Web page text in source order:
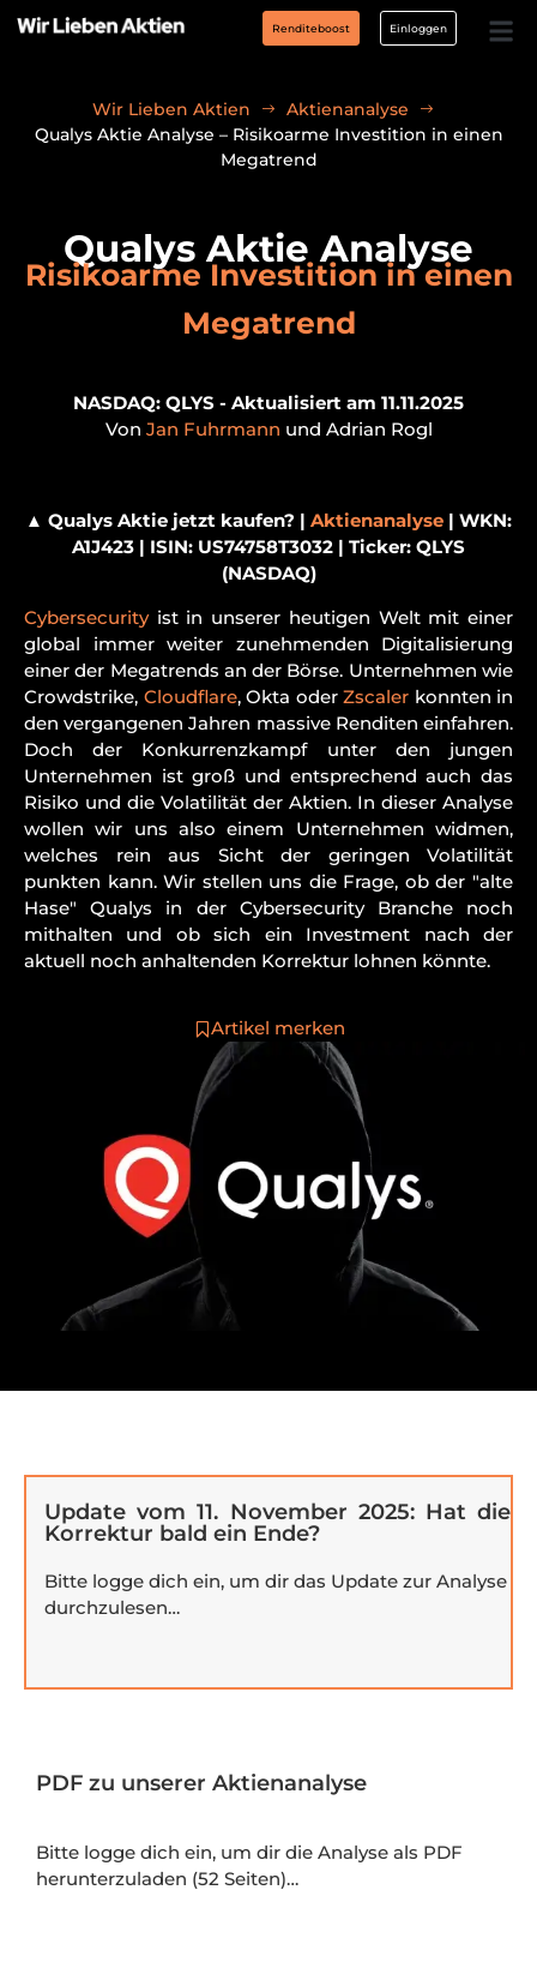
Renditeboost Einloggen
Wir Lieben Aktien
Aktienanalyse
Qualys Aktie Analyse – Risikoarme Investition in einen
Megatrend
Qualys Aktie Analyse
Risikoarme Investition in einen
Megatrend
NASDAQ: QLYS - Aktualisiert am 11.11.2025
Von Jan Fuhrmann und Adrian Rogl
▲ Qualys Aktie jetzt kaufen? | Aktienanalyse | WKN:
A1J423 | ISIN: US74758T3032 | Ticker: QLYS
(NASDAQ)
Cybersecurityist in unserer heutigen Welt mit einer
global immer weiter zunehmenden Digitalisierung
einer der Megatrends an der Börse. Unternehmen wie
Crowdstrike, Cloudflare, Okta oder Zscaler konnten in
den vergangenen Jahren massive Renditen einfahren.
Doch der Konkurrenzkampf unter den jungen
Unternehmen ist groß und entsprechend auch das
Risiko und die Volatilität der Aktien. In dieser Analyse
wollen wir uns also einem Unternehmen widmen,
welches rein aus Sicht der geringen Volatilität
punkten kann. Wir stellen uns die Frage, ob der "alte
Hase" Qualys in der Cybersecurity Branche noch
mithalten und ob sich ein Investment nach der
aktuell noch anhaltenden Korrektur lohnen könnte.
Artikel merken
Update vom 11. November 2025: Hat die
Korrektur bald ein Ende?
Bitte logge dich ein, um dir das Update zur Analyse
durchzulesen…
PDF zu unserer Aktienanalyse
Bitte logge dich ein, um dir die Analyse als PDF
herunterzuladen (52 Seiten)…